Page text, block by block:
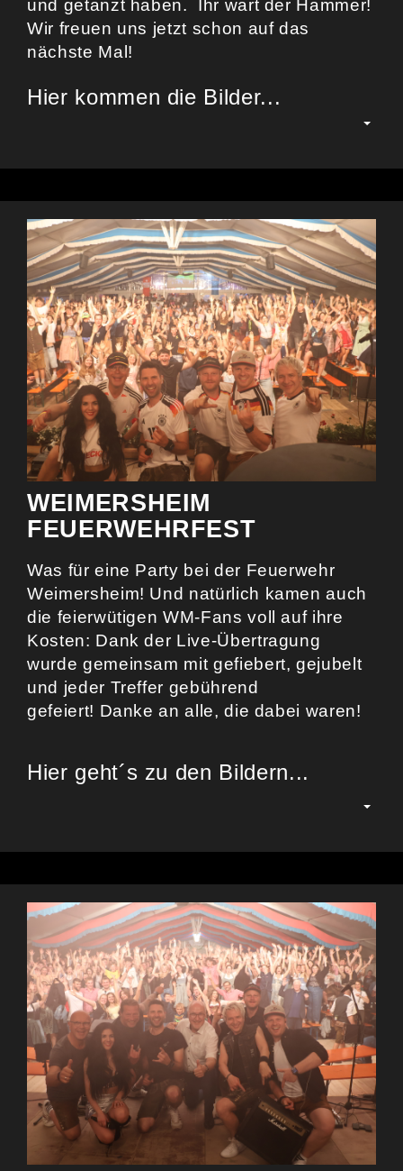
und getanzt haben. Ihr wart der Hammer!
Wir freuen uns jetzt schon auf das
nächste Mal!
Hier kommen die Bilder...
WEIMERSHEIM
FEUERWEHRFEST
Was für eine Party bei der Feuerwehr
Weimersheim! Und natürlich kamen auch
die feierwütigen WM-Fans voll auf ihre
Kosten: Dank der Live-Übertragung
wurde gemeinsam mit gefiebert, gejubelt
und jeder Treffer gebührend
gefeiert! Danke an alle, die dabei waren!
Hier geht´s zu den Bildern...